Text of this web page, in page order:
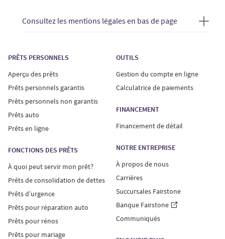
Consultez les mentions légales en bas de page
PRÊTS PERSONNELS
Aperçu des prêts
Prêts personnels garantis
Prêts personnels non garantis
Prêts auto
Prêts en ligne
FONCTIONS DES PRÊTS
À quoi peut servir mon prêt?
Prêts de consolidation de dettes
Prêts d’urgence
Prêts pour réparation auto
Prêts pour rénos
Prêts pour mariage
OUTILS
Gestion du compte en ligne
Calculatrice de paiements
FINANCEMENT
Financement de détail
NOTRE ENTREPRISE
À propos de nous
Carrières
Succursales Fairstone
Banque Fairstone
Communiqués